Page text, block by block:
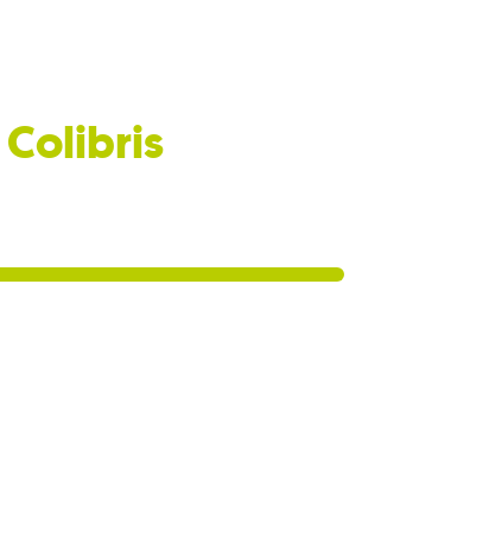
Colibris